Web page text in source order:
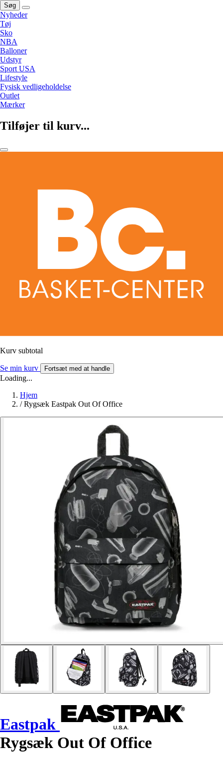
Søg
Nyheder
Tøj
Sko
NBA
Balloner
Udstyr
Sport USA
Lifestyle
Fysisk vedligeholdelse
Outlet
Mærker
Tilføjer til kurv...
Kurv subtotal
Se min kurv Fortsæt med at handle
Loading...
Hjem
/ Rygsæk Eastpak Out Of Office
Eastpak
Rygsæk Out Of Office